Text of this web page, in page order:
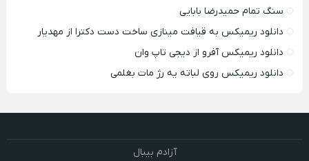
سنگ تمام حمیدرضا بابایی
دانلود ریمیکس به قیافت مینازی ساخت دست دکترا از مهدیار
دانلود ریمیکس آفرو از ديجی تاپ وان
دانلود ریمیکس روی لباته یه رژ مات بغلمی
آزادم بیبال